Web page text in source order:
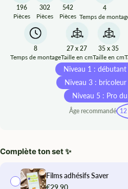
196
Pièces
302
Pièces
542
Pièces
4
Temps de
8
Temps de montage
27 x 27
Taille en cm
35 x 35
Taille en cm
Niveau 1 : débutant
Niveau 3 :
Niveau 5 : Pro
Âge recommandé
Complète ton set ✨
Films adhésifs Saver